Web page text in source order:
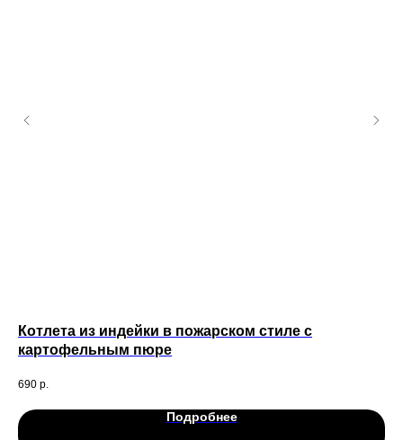
Котлета из индейки в пожарском стиле с
картофельным пюре
690 р.
Подробнее